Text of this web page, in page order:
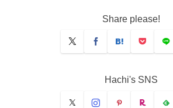
Share please!
Hachi's SNS